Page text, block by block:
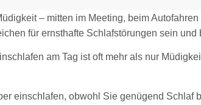
– mitten im Meeting, beim
für ernsthafte Schlafstörungen sein
am Tag ist oft mehr als nur
einschlafen, obwohl Sie genügend